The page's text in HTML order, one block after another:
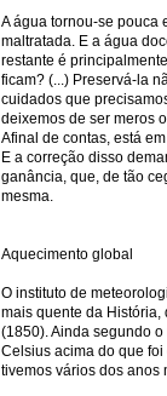
A água tornou-se pouca
maltratada. E a água
restante é
ficam? (...) Preservá-la
cuidados que
deixemos de ser meros
Afinal de contas, está
E a correção disso
ganância, que, de tão
mesma.
Aquecimento global
O instituto de
mais quente da História,
(1850). Ainda segundo
Celsius acima do que
tivemos vários dos anos